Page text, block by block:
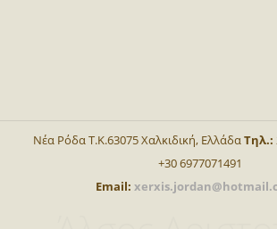
Νέα Ρόδα Τ.Κ.63075 Χαλκιδική, ΕλλάδαΤηλ.:
+30 6977071491
Email: